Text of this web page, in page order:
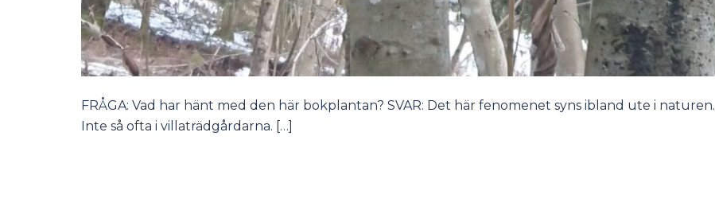
FRÅGA: Vad har hänt med den här bokplantan? SVAR: Det här fenomenet syns ibland ute i naturen.
Inte så ofta i villaträdgårdarna. […]